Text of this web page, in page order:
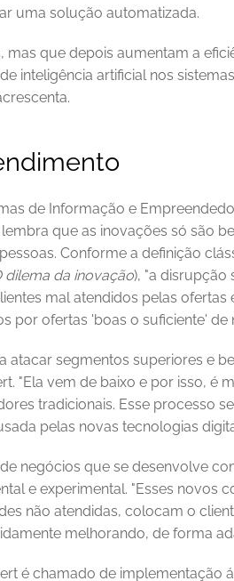
uma solução automatizada.
mas que depois aumentam a
inteligência artificial nos
de Informação e
que as inovações só são
Conforme a definição
dilema da inovação), "a disrupção
mal atendidos pelas ofertas
por ofertas 'boas o suficiente' de
atacar segmentos superiores e
"Ela vem de baixo e por isso, é
tradicionais. Esse processo
pelas novas tecnologias
negócios que se desenvolve
e experimental. "Esses novos
não atendidas, colocam o
melhorando, de forma
é chamado de implementação